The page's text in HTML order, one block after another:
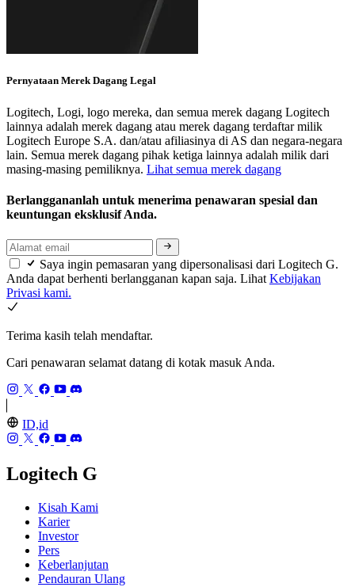
Pernyataan Merek Dagang Legal
Logitech, Logi, logo mereka, dan semua merek dagang Logitech
lainnya adalah merek dagang atau merek dagang terdaftar milik
Logitech Europe S.A. dan/atau afiliasinya di AS dan negara-negara
lain. Semua merek dagang pihak ketiga lainnya adalah milik dari
masing-masing pemiliknya. Lihat semua merek dagang
Berlanggananlah untuk menerima penawaran spesial dan
keuntungan eksklusif Anda.
Saya ingin pemasaran yang dipersonalisasi dari Logitech G.
Anda dapat berhenti berlangganan kapan saja. LihatKebijakan
Privasi kami.
Terima kasih telah mendaftar.
Cari penawaran selamat datang di kotak masuk Anda.
ID,id
Logitech G
Kisah Kami
Karier
Investor
Pers
Keberlanjutan
Pendauran Ulang